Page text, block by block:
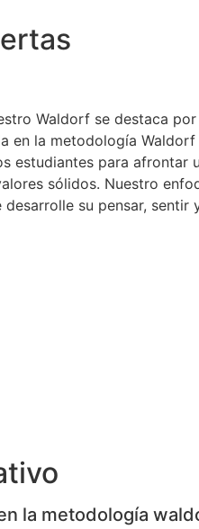
Waldorf se destaca
en la metodología
estudiantes para afrontar
sólidos. Nuestro
su pensar, sentir
la metodología